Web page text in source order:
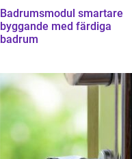
Badrumsmodul smartare
byggande med färdiga
badrum